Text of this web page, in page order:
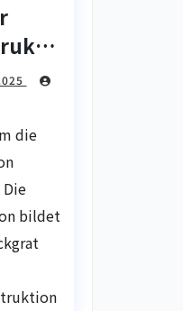
und
die
bildet